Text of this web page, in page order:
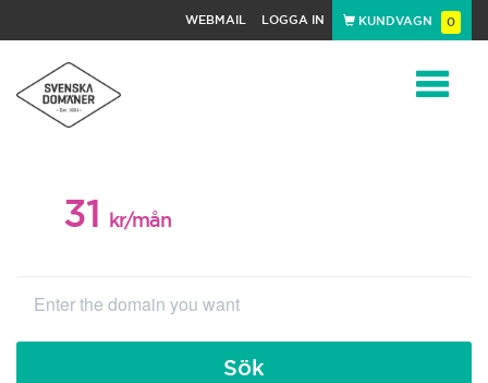
WEBMAIL LOGGA IN KUNDVAGN 0
31 kr/mån
Sök